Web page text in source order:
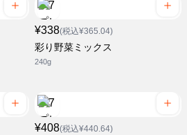
¥338(税込¥365.04)
彩り野菜ミックス
240g
¥408(税込¥440.64)